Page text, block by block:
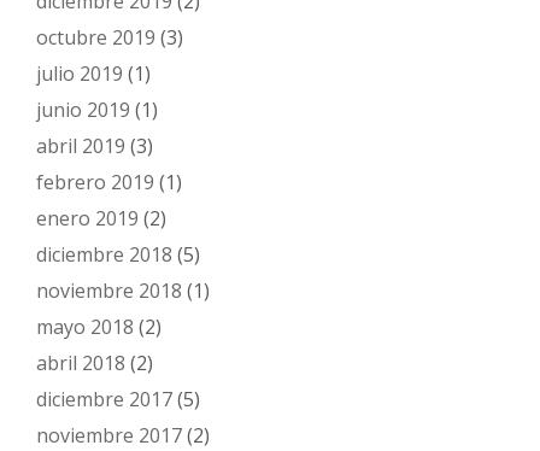
octubre 2019 (3)
julio 2019 (1)
junio 2019 (1)
abril 2019 (3)
febrero 2019 (1)
enero 2019 (2)
diciembre 2018 (5)
noviembre 2018 (1)
mayo 2018 (2)
abril 2018 (2)
diciembre 2017(5)
noviembre 2017(2)